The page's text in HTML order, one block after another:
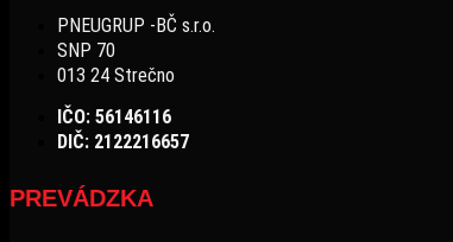
PNEUGRUP -BČ s.r.o.
SNP 70
013 24 Strečno
IČO: 56146116
DIČ: 2122216657
PREVÁDZKA